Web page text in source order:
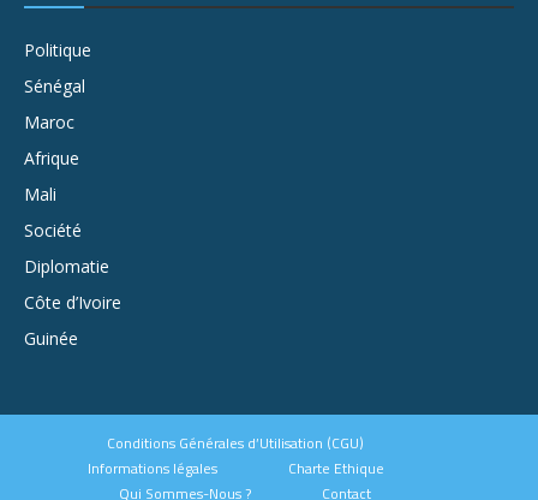
Politique
Sénégal
Maroc
Afrique
Mali
Société
Diplomatie
Côte d’Ivoire
Guinée
Conditions Générales d’Utilisation (CGU)
Informations légales
Charte Ethique
Qui Sommes-Nous ?
Contact